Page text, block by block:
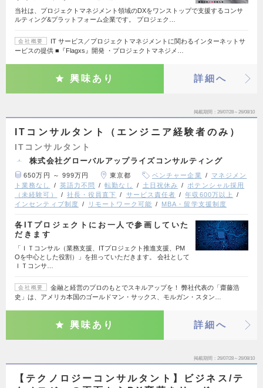
当社は、プロジェクトマネジメント領域のDXをワンストップで支援するコンサ
ルティング&プラットフォーム企業です。 プロジェク…
会社概要
IT サービス／プロジェクトマネジメントに関わるインターネットサ
ービスの提供 ■『Flagxs』開発 ・プロジェクトマネジメ…
興味あり 詳細へ
掲載期間 26/07/28～26/08/10
ITコンサルタント（エンジニア経験者のみ）
ITコンサルタント
株式会社グローバルアップライズコンサルティング
650万円 ～ 999万円 東京都 ベンチャー企業
マネジメン
ト業務なし
英語力不問 転勤なし 土日祝休み
ポテンシャル採用
（未経験可）
社長・役員直下 サービス責任者
年収600万以上
インセンティブ制度
リモートワーク可能 MBA・留学支援制度
各ITプロジェクトにお一人で参画していた
だきます
「ＩＴコンサル（業務支援、ITプロジェクト推進支援、PM
Oを中心とした役割）」を担っていただきます。 会社として
ＩＴコンサ…
会社概要
金融と経営のプロのもとでスキルアップを！ 弊社代表の「齋藤浩
史」は、アメリカ本国のゴールドマン・サックス、モルガン・スタン…
興味あり 詳細へ
掲載期間 26/07/28～26/08/10
【テクノロジーコンサルタント】ビジネス/テ